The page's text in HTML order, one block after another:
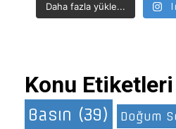
Daha fazla yükle...
Konu Etiketleri
Basın (39) Doğum